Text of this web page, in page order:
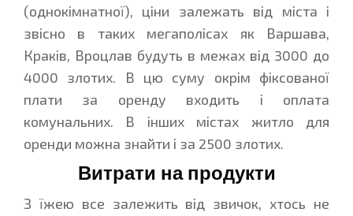
(однокімнатної), ціни залежать від міста і
звісно в таких мегаполісах як Варшава,
Краків, Вроцлав будуть в межах від 3000 до
4000 злотих. В цю суму окрім фіксованої
плати за оренду входить і оплата
комунальних. В інших містах житло для
оренди можна знайти і за 2500 злотих.
Витрати на продукти
З їжею все залежить від звичок, хтось не